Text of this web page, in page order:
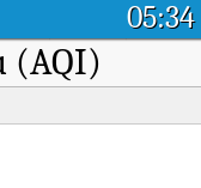
05:34
(AQI)